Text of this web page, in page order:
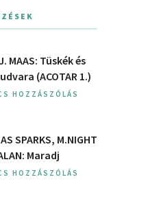
MAAS: Tüskék és
(ACOTAR 1.)
HOZZÁSZÓLÁS
SPARKS, M.NIGHT
Maradj
HOZZÁSZÓLÁS